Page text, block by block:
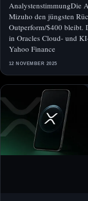
AnalystenstimmungDie
Mizuho den jüngsten
Outperform/$400 bleibt.
in Oracles Cloud- und
Yahoo Finance
12 NOVEMBER 2025